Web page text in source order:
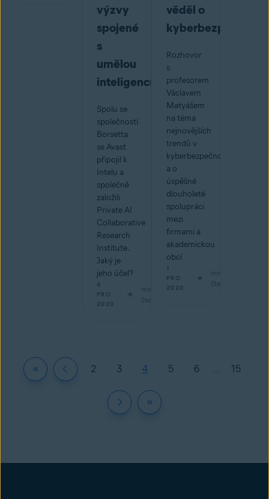
výzvy
spojené
s
umělou
inteligencí
Spolu se
společností
Borsetta
se Avast
připojil k
Intelu a
společně
založili
Private AI
Collaborative
Research
Institute.
Jaký je
jeho účel?
4
PRO
2020
min
čtení
věděl o
kyberbezpečnosti?
Rozhovor
s
profesorem
Václavem
Matyášem
na téma
nejnovějších
trendů v
kyberbezpečnosti
a o
úspěšné
dlouholeté
spolupráci
mezi
firmami a
akademickou
obcí
1
PRO
2020
min
čtení
2 3 4 5 6 15